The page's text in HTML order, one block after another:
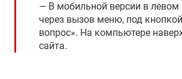
В мобильной версии в левом
через вызов меню, под
вопрос». На компьютере
сайта.